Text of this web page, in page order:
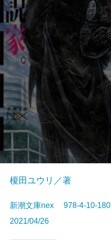
榎田ユウリ／著
新潮文庫nex 978-4-10-
2021/04/26